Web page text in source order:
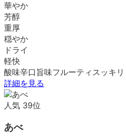
華やか
芳醇
重厚
穏やか
ドライ
軽快
酸味辛口 旨味フルーティ スッキリ
詳細を見る
人気 39位
あべ